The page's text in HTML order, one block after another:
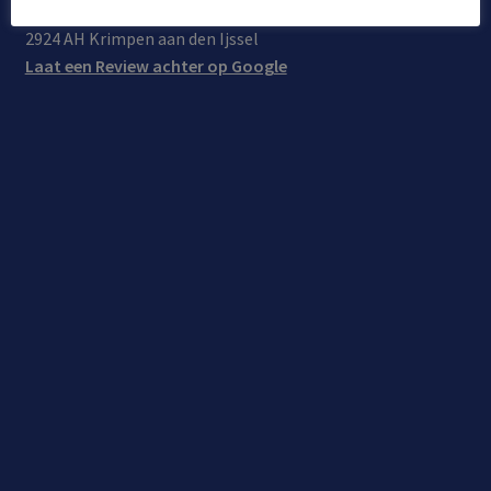
2924 AH Krimpen aan den Ijssel
Laat een Review achter op Google